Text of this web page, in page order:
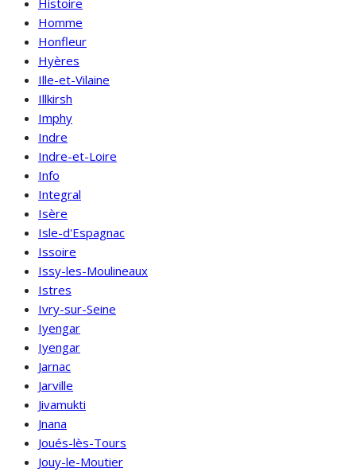
Histoire
Homme
Honfleur
Hyères
Ille-et-Vilaine
Illkirsh
Imphy
Indre
Indre-et-Loire
Info
Integral
Isère
Isle-d'Espagnac
Issoire
Issy-les-Moulineaux
Istres
Ivry-sur-Seine
Iyengar
Iyengar
Jarnac
Jarville
Jivamukti
Jnana
Joués-lès-Tours
Jouy-le-Moutier